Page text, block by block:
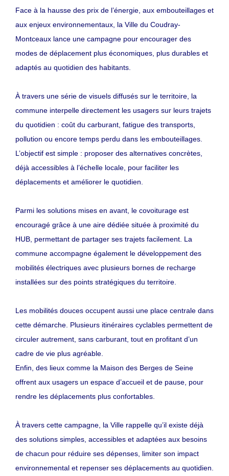
Face à la hausse des prix de l’énergie, aux embouteillages et
aux enjeux environnementaux, la Ville du Coudray-
Montceaux lance une campagne pour encourager des
modes de déplacement plus économiques, plus durables et
adaptés au quotidien des habitants.
À travers une série de visuels diffusés sur le territoire, la
commune interpelle directement les usagers sur leurs trajets
du quotidien : coût du carburant, fatigue des transports,
pollution ou encore temps perdu dans les embouteillages.
L’objectif est simple : proposer des alternatives concrètes,
déjà accessibles à l’échelle locale, pour faciliter les
déplacements et améliorer le quotidien.
Parmi les solutions mises en avant, le covoiturage est
encouragé grâce à une aire dédiée située à proximité du
HUB, permettant de partager ses trajets facilement. La
commune accompagne également le développement des
mobilités électriques avec plusieurs bornes de recharge
installées sur des points stratégiques du territoire.
Les mobilités douces occupent aussi une place centrale dans
cette démarche. Plusieurs itinéraires cyclables permettent de
circuler autrement, sans carburant, tout en profitant d’un
cadre de vie plus agréable.
Enfin, des lieux comme la Maison des Berges de Seine
offrent aux usagers un espace d’accueil et de pause, pour
rendre les déplacements plus confortables.
À travers cette campagne, la Ville rappelle qu’il existe déjà
des solutions simples, accessibles et adaptées aux besoins
de chacun pour réduire ses dépenses, limiter son impact
environnemental et repenser ses déplacements au quotidien.